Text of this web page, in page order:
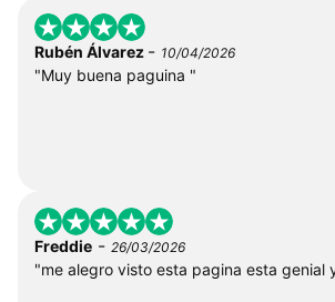
Rubén Álvarez - 10/04/2026
"Muy buena paguina "
Freddie - 26/03/2026
"me alegro visto esta pagina esta genial